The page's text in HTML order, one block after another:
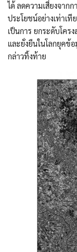
Search
ได้ ลดความเสี่ยงจาก
ประโยชน์อย่างเท่าเ
เป็นการ ยกระดับโคร
และยั่งยืนในโลกยุคข้
กล่าวทิ้งท้าย